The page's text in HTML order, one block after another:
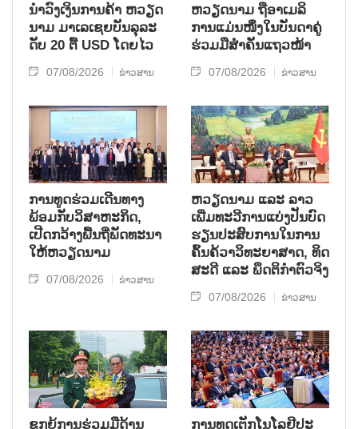
ນຳ​ວົງ​ເງິນ​ການ​ຄ້າ ຫວຽດ​
ນາມ ມາ​ເລ​ເຊຍ​ບັນ​ລຸ​ລະ​
ດັບ 20 ຕື້ USD ໂດຍ​ໄວ
07/08/2026 ຂ່າວສານ
ຫ​ວຽດ​ນາມ ຖື​ອາ​ເມ​ລິ​
ການ​ແມ່ນ​ໜຶ່ງ​ໃນ​ບັນ​ດາ​ຄູ່​
ຮ່ວມ​ມື​ສຳ​ຄັນ​ແຖວ​ໜ້າ
07/08/2026 ຂ່າວສານ
ການ​ທູດ​ຮ່ວມ​ເດີນ​ທາງ​
ພ້ອມກັບ​ວິ​ສາ​ຫະ​ກ​ິດ,
ເປີດກວ້າງ​ພື້ນ​ຖີ່​ພັດ​ທະ​ນາ​
ໃຫ້​ຫວຽດ​ນາມ
07/08/2026 ຂ່າວສານ
ຫວຽດ​ນາມ ແລະ ລາວ​
ເພີ່ມ​ທະ​ວີ​ການ​ແບ່​ງ​ປັນ​ບົດ​
ຮຽນ​ປະ​ສົບ​ການ​ໃນ​ການ​
ຄົ້ນ​ຄ້​ວາ​ວິ​ທະ​ຍາ​ສາດ, ທິດ​
ສະ​ດີ ແລະ ພຶດ​ຕິ​ກຳຕົວ​ຈິງ
07/08/2026 ຂ່າວສານ
ຊຸກ​ຍູ້​ການ​ຮ່ວມ​ມື​ດ້ານ​
ການ​ທູດ​ເຕັກ​ໂນ​ໂລ​ຢີ​ປະ​